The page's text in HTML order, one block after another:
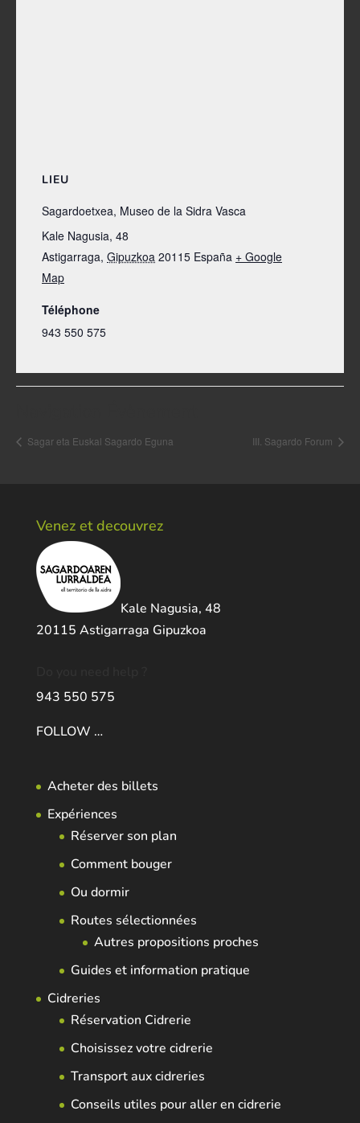
LIEU
Sagardoetxea, Museo de la Sidra Vasca
Kale Nagusia, 48
Astigarraga, Gipuzkoa 20115 España + Google
Map
Téléphone
943 550 575
Sagar eta Euskal Sagardo Eguna III. Sagardo Forum
Venez et decouvrez
Kale Nagusia, 48
20115 Astigarraga Gipuzkoa
943 550 575
FOLLOW …
Acheter des billets
Expériences
Réserver son plan
Comment bouger
Ou dormir
Routes sélectionnées
Autres propositions proches
Guides et information pratique
Cidreries
Réservation Cidrerie
Choisissez votre cidrerie
Transport aux cidreries
Conseils utiles pour aller en cidrerie